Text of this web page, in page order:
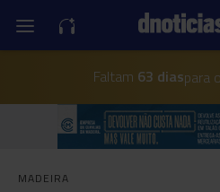
Faltam 63 diaspara
MADEIRA